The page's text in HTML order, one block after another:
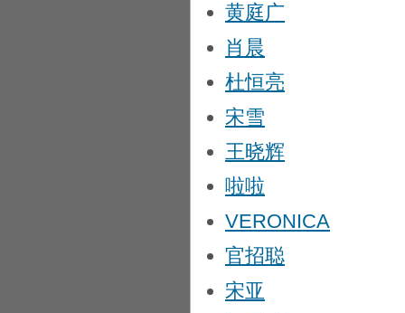
黄庭广
肖晨
杜恒亮
宋雪
王晓辉
啦啦
VERONICA
官招聪
宋亚